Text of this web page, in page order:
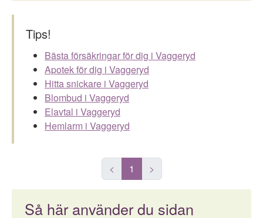
Tips!
Bästa försäkringar för dig i Vaggeryd
Apotek för dig i Vaggeryd
Hitta snickare i Vaggeryd
Blombud i Vaggeryd
Elavtal i Vaggeryd
Hemlarm i Vaggeryd
< 1 >
Så här använder du sidan